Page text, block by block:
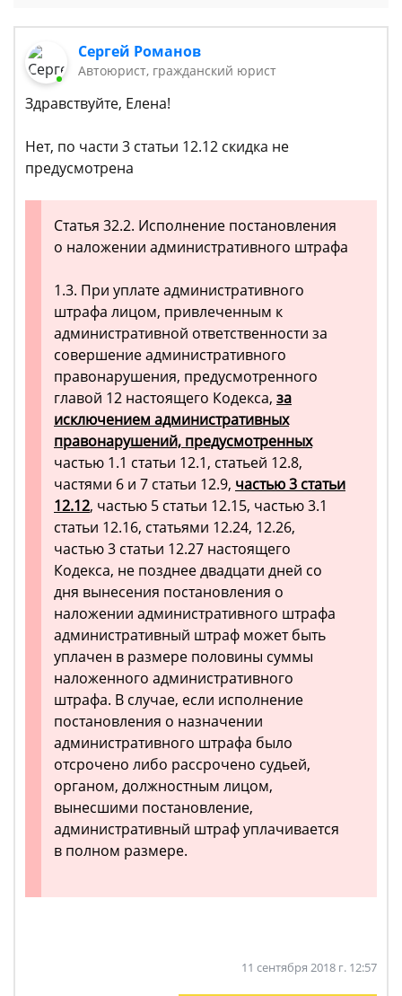
Сергей Романов
Автоюрист, гражданский юрист
Здравствуйте, Елена!
Нет, по части 3 статьи 12.12 скидка не
предусмотрена
Статья 32.2. Исполнение постановления
о наложении административного штрафа
1.3. При уплате административного
штрафа лицом, привлеченным к
административной ответственности за
совершение административного
правонарушения, предусмотренного
главой 12 настоящего Кодекса, за
исключением административных
правонарушений, предусмотренных
частью 1.1 статьи 12.1, статьей 12.8,
частями 6 и 7 статьи 12.9, частью 3 статьи
12.12, частью 5 статьи 12.15, частью 3.1
статьи 12.16, статьями 12.24, 12.26,
частью 3 статьи 12.27 настоящего
Кодекса, не позднее двадцати дней со
дня вынесения постановления о
наложении административного штрафа
административный штраф может быть
уплачен в размере половины суммы
наложенного административного
штрафа. В случае, если исполнение
постановления о назначении
административного штрафа было
отсрочено либо рассрочено судьей,
органом, должностным лицом,
вынесшими постановление,
административный штраф уплачивается
в полном размере.
11 сентября 2018 г. 12:57